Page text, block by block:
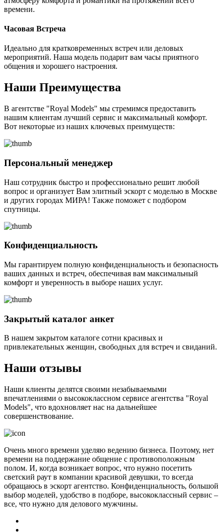
времени.
Часовая Встреча
Идеально для кратковременных встреч или деловых
мероприятий. Наша модель подарит вам часы приятного
общения и хорошего настроения.
Наши Преимущества
В агентстве "Royal Models" мы стремимся предоставить
нашим клиентам лучший сервис и максимальный комфорт.
Вот некоторые из наших ключевых преимуществ:
Персональный менеджер
Наш сотрудник быстро и профессионально решит любой
вопрос и организует Вам элитный эскорт с моделью в Москве
и других городах МИРА! Также поможет с подбором
спутницы.
Конфиденциальность
Мы гарантируем полную конфиденциальность и безопасность
ваших данных и встреч, обеспечивая вам максимальный
комфорт и уверенность в выборе наших услуг.
Закрытый каталог анкет
В нашем закрытом каталоге сотни красивых и
привлекательных женщин, свободных для встреч и свиданий.
Наши отзывы
Наши клиенты делятся своими незабываемыми
впечатлениями о высококлассном сервисе агентства "Royal
Models", что вдохновляет нас на дальнейшее
совершенствование.
Очень много времени уделяю ведению бизнеса. Поэтому, нет
времени на поддержание общение с противоположным
полом. И, когда возникает вопрос, что нужно посетить
светский раут в компании красивой девушки, то всегда
обращаюсь в эскорт агентство. Конфиденциальность, большой
выбор моделей, удобство в подборе, высококлассный сервис –
все, что нужно для делового мужчины.